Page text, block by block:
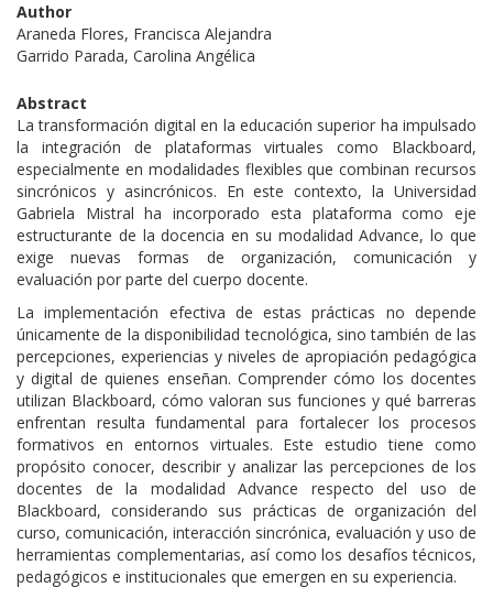
Author
Araneda Flores, Francisca Alejandra
Garrido Parada, Carolina Angélica
Abstract
La transformación digital en la educación superior ha impulsado
la integración de plataformas virtuales como Blackboard,
especialmente en modalidades flexibles que combinan recursos
sincrónicos y asincrónicos. En este contexto, la Universidad
Gabriela Mistral ha incorporado esta plataforma como eje
estructurante de la docencia en su modalidad Advance, lo que
exige nuevas formas de organización, comunicación y
evaluación por parte del cuerpo docente.
La implementación efectiva de estas prácticas no depende
únicamente de la disponibilidad tecnológica, sino también de las
percepciones, experiencias y niveles de apropiación pedagógica
y digital de quienes enseñan. Comprender cómo los docentes
utilizan Blackboard, cómo valoran sus funciones y qué barreras
enfrentan resulta fundamental para fortalecer los procesos
formativos en entornos virtuales. Este estudio tiene como
propósito conocer, describir y analizar las percepciones de los
docentes de la modalidad Advance respecto del uso de
Blackboard, considerando sus prácticas de organización del
curso, comunicación, interacción sincrónica, evaluación y uso de
herramientas complementarias, así como los desafíos técnicos,
pedagógicos e institucionales que emergen en su experiencia.